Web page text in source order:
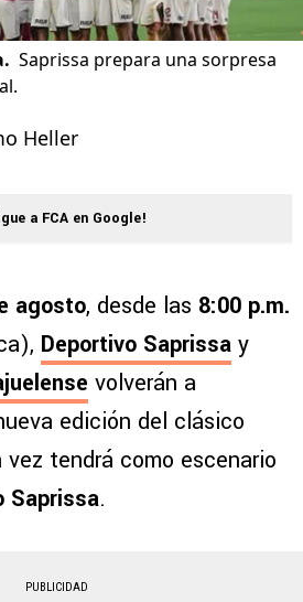
Saprissa prepara una sorpresa
Heller
a FCA en Google!
agosto, desde las 8:00 p.m.
Deportivo Saprissa y
volverán a
edición del clásico
tendrá como escenario
Saprissa.
PUBLICIDAD